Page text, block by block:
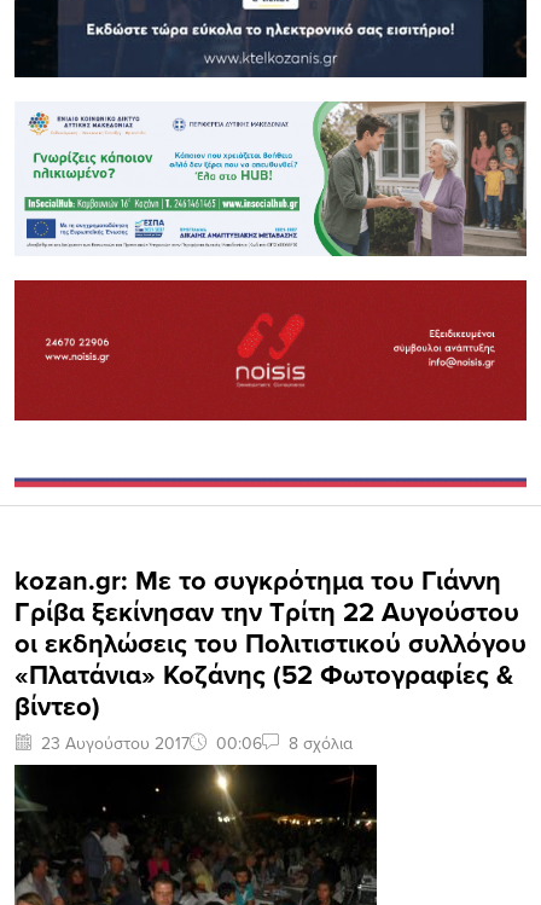
kozan.gr: Με το συγκρότημα του Γιάννη
Γρίβα ξεκίνησαν την Τρίτη 22 Αυγούστου
οι εκδηλώσεις του Πολιτιστικού συλλόγου
«Πλατάνια» Κοζάνης (52 Φωτογραφίες &
βίντεο)
23 Αυγούστου 2017 00:06 8 σχόλια